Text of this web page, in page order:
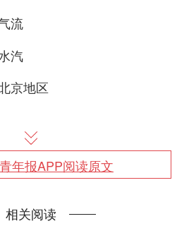
流
汽
京地区
年报APP阅读原文
相关阅读